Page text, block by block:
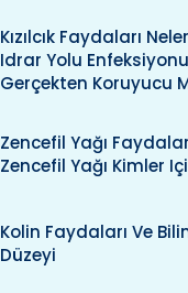
Kızılcık Faydaları
Idrar Yolu
Gerçekten Koruyucu
Zencefil Yağı
Zencefil Yağı Kimler
Kolin Faydaları Ve
Düzeyi